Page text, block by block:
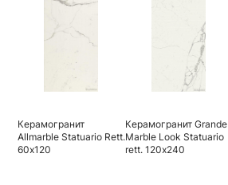
Керамогранит
Allmarble Statuario Rett.
60х120
Керамогранит Grande
Marble Look Statuario
rett. 120х240